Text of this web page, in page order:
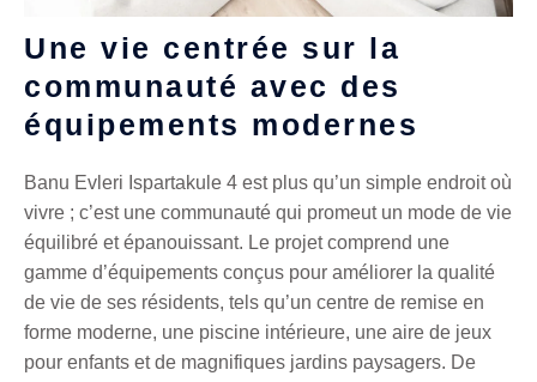
Une vie centrée sur la
communauté avec des
équipements modernes
Banu Evleri Ispartakule 4 est plus qu’un simple endroit où
vivre ; c’est une communauté qui promeut un mode de vie
équilibré et épanouissant. Le projet comprend une
gamme d’équipements conçus pour améliorer la qualité
de vie de ses résidents, tels qu’un centre de remise en
forme moderne, une piscine intérieure, une aire de jeux
pour enfants et de magnifiques jardins paysagers. De